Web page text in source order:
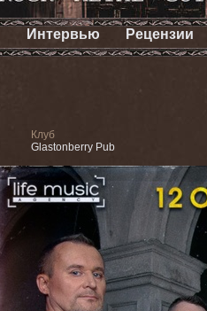
Интервью Рецензии
Клуб
Glastonberry Pub